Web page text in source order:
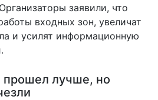
заявили, что
входных зон, увеличат
и усилят информационную
прошел лучше, но